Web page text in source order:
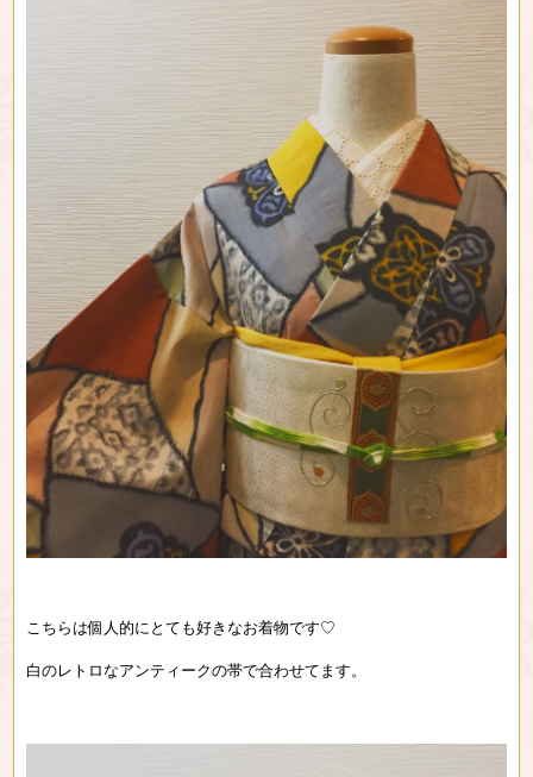
こちらは個人的にとても好きなお着物です♡
白のレトロなアンティークの帯で合わせてます。